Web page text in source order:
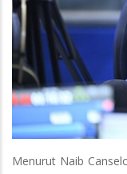
Menurut Naib